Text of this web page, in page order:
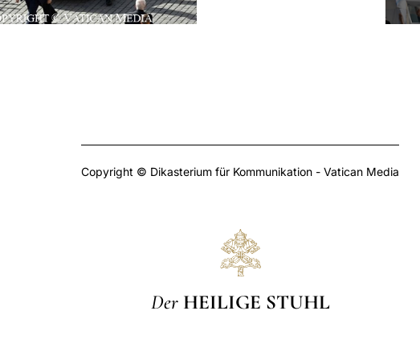
Copyright © Dikasterium für Kommunikation - Vatican Media
Der HEILIGE STUHL